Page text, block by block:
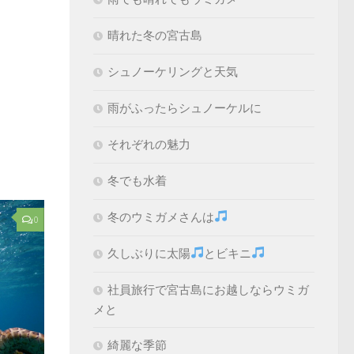
0
晴れた冬の宮古島
シュノーケリングと天気
雨がふったらシュノーケルに
それぞれの魅力
冬でも水着
冬のウミガメさんは
久しぶりに太陽 とビキニ
社員旅行で宮古島にお越しならウミガ
メと
綺麗な季節